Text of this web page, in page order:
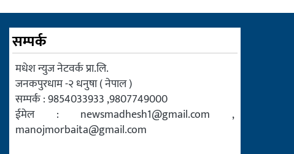
सम्पर्क
मधेश न्युज नेटवर्क प्रा.लि.
जनकपुरधाम -२ धनुषा ( नेपाल )
सम्पर्क : 9854033933 ,9807749000
ईमेल : newsmadhesh1@gmail.com ,
manojmorbaita@gmail.com